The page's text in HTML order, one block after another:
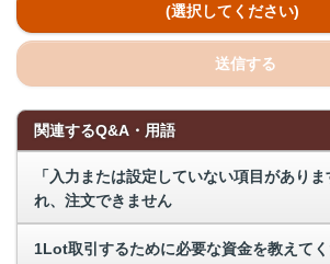
(選択してください)
送信する
関連するQ&A・用語
「入力または設定していない項目があり
れ、注文できません
1Lot取引するために必要な資金を教えて